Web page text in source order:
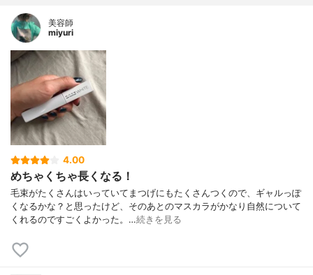
美容師
miyuri
4.00
めちゃくちゃ長くなる！
毛束がたくさんはいっていてまつげにもたくさんつくので、ギャルっぽ
くなるかな？と思ったけど、そのあとのマスカラがかなり自然について
くれるのですごくよかった。…続きを見る